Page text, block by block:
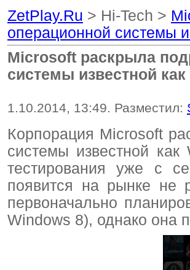
ZetPlay.Ru > Hi-Tech >
операционной системы
Microsoft раскрыла
системы известной
1.10.2014, 13:49. Разместил:
Корпорация Microsoft
системы известной
тестирования уже с
появится на рынке не
первоначально
Windows 8), однако она